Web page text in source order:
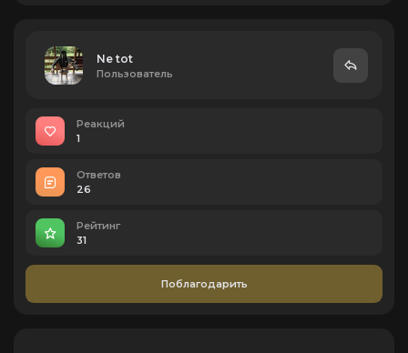
Ne tot
Пользователь
Реакций
1
Ответов
26
Рейтинг
31
Поблагодарить